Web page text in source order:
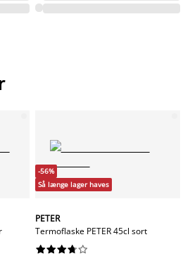
-56%
Så længe lager haves
PETER
Termoflaske PETER 45cl sort





